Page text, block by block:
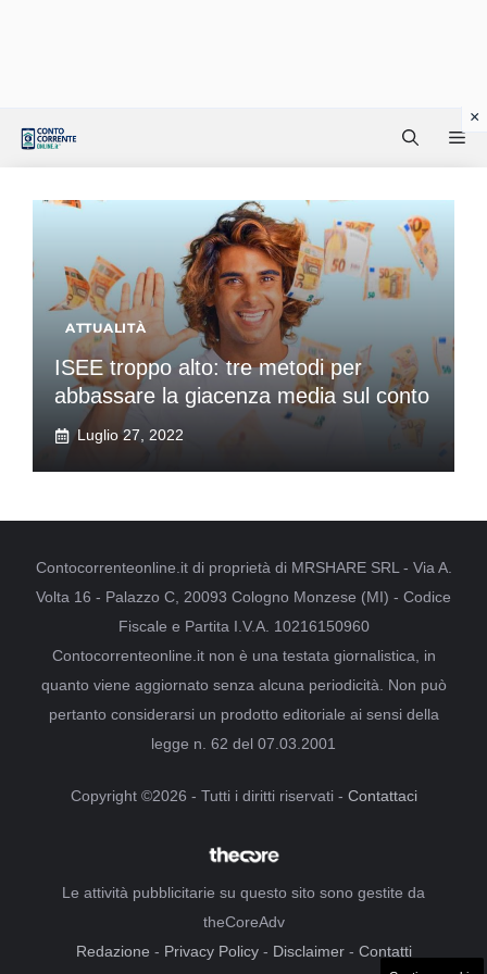
ATTUALITÀ
ISEE troppo alto: tre metodi per
abbassare la giacenza media sul conto
Luglio 27, 2022
Contocorrenteonline.it di proprietà di MRSHARE SRL - Via A.
Volta 16 - Palazzo C, 20093 Cologno Monzese (MI) - Codice
Fiscale e Partita I.V.A. 10216150960
Contocorrenteonline.it non è una testata giornalistica, in
quanto viene aggiornato senza alcuna periodicità. Non può
pertanto considerarsi un prodotto editoriale ai sensi della
legge n. 62 del 07.03.2001
Copyright ©2026 - Tutti i diritti riservati - Contattaci
Le attività pubblicitarie su questo sito sono gestite da
theCoreAdv
Redazione - Privacy Policy- Disclaimer- Contatti